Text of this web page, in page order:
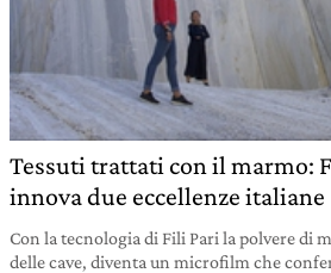
Tessuti trattati con il marmo:
innova due eccellenze italiane
Con la tecnologia di Fili Pari la polvere di
delle cave, diventa un microfilm che